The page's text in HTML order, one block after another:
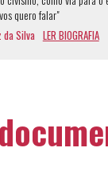
quero falar"
da Silva LER BIOGRAFIA